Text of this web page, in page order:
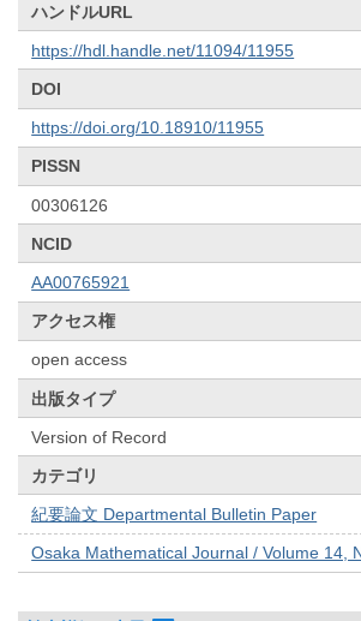
ハンドルURL
https://hdl.handle.net/11094/11955
DOI
https://doi.org/10.18910/11955
PISSN
00306126
NCID
AA00765921
アクセス権
open access
出版タイプ
Version of Record
カテゴリ
紀要論文 Departmental Bulletin Paper
Osaka Mathematical Journal / Volume 14,